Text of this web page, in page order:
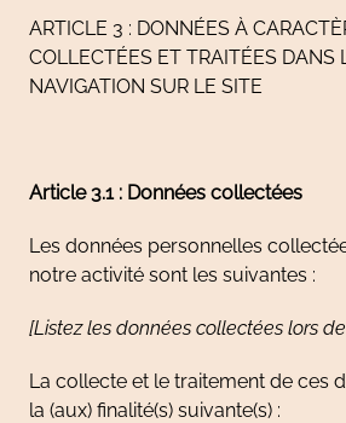
ARTICLE 3 : DONNÉES À
COLLECTÉES ET TRAITÉES DANS
NAVIGATION SUR LE SITE
Article 3.1 : Données collectées
Les données personnelles
notre activité sont les suivantes :
[Listez les données collectées lors
La collecte et le traitement de ces
la (aux) finalité(s) suivante(s) :